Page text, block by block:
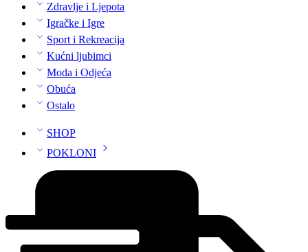
Zdravlje i Ljepota
Igračke i Igre
Sport i Rekreacija
Kućni ljubimci
Moda i Odjeća
Obuća
Ostalo
SHOP
POKLONI